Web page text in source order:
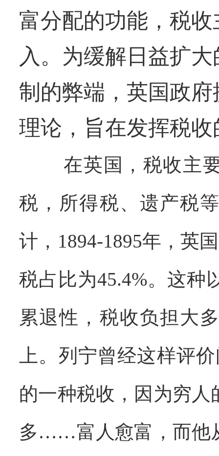
富分配的功能，税
入。为缓解日益扩
制的弊端，英国政
理论，旨在发挥税
在英国，税收主
税，所得税、遗产税
计， 1894-1895年，英
税占比为45.4%。这种
累退性，税收负担大
上。列宁曾经这样评
的一种税收，因为穷
多……富人愈富，而他